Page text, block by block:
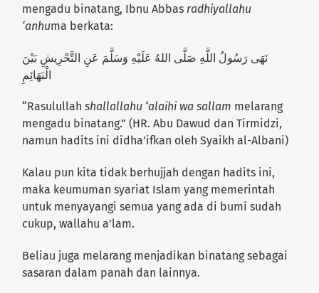
mengadu binatang, Ibnu Abbas radhiyallahu
‘anhuma berkata:
نَهَى رَسُولُ اللَّهِ صَلَّى اللهُ عَلَيْهِ وَسَلَّمَ عَنِ التَّحْرِيشِ بَيْنَ
الْبَهَائِمِ
“Rasulullahshallallahu ‘alaihi wa sallam melarang
mengadu binatang.” (HR. Abu Dawud dan Tirmidzi,
namun hadits ini didha’ifkan oleh Syaikh al-Albani)
Kalau pun kita tidak berhujjah dengan hadits ini,
maka keumuman syariat Islam yang memerintah
untuk menyayangi semua yang ada di bumi sudah
cukup, wallahu a’lam.
Beliau juga melarang menjadikan binatang sebagai
sasaran dalam panah dan lainnya.